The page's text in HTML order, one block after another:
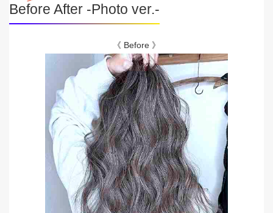
Before After -Photo ver.-
《 Before 》